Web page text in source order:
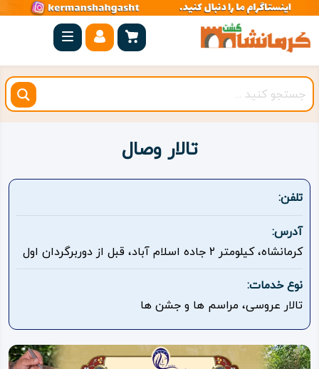
صفحه
اصلی
کرمانشاه
شهرستان
بیستون
روستاهای
هدف
اقامتگاه
ویدئو
تالار وصال
تلفن:
آدرس:
کرمانشاه، کیلومتر ۲ جاده اسلام آباد، قبل از دوربرگردان اول
نوع خدمات:
تالار عروسی، مراسم ها و جشن ها